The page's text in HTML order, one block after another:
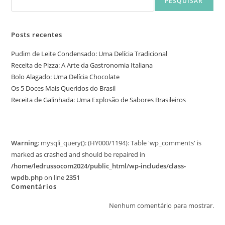
Posts recentes
Pudim de Leite Condensado: Uma Delícia Tradicional
Receita de Pizza: A Arte da Gastronomia Italiana
Bolo Alagado: Uma Delícia Chocolate
Os 5 Doces Mais Queridos do Brasil
Receita de Galinhada: Uma Explosão de Sabores Brasileiros
Warning: mysqli_query(): (HY000/1194): Table 'wp_comments' is
marked as crashed and should be repaired in
/home/ledrussocom2024/public_html/wp-includes/class-
wpdb.phpon line2351
Comentários
Nenhum comentário para mostrar.